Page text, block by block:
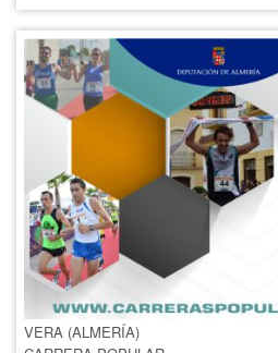
CARRERA POPULAR DE VERA
2016
10 SEPTIEMBRE 2016
VERA (ALMERÍA)